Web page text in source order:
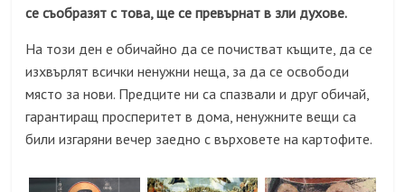
се съобразят с това, ще се превърнат в зли духове.
На този ден е обичайно да се почистват къщите, да се
изхвърлят всички ненужни неща, за да се освободи
място за нови. Предците ни са спазвали и друг обичай,
гарантиращ просперитет в дома, ненужните вещи са
били изгаряни вечер заедно с върховете на картофите.